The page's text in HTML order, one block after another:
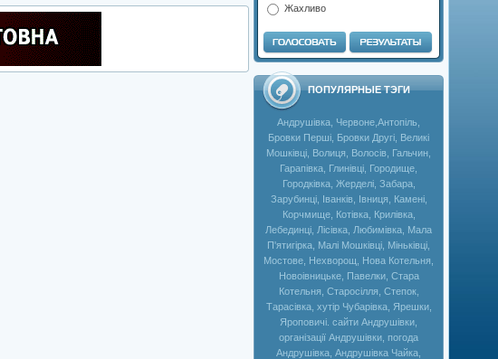
Жахливо
ПОПУЛЯРНЫЕ ТЭГИ
Андрушівка, Червоне,Антопіль,
Бровки Перші, Бровки Другі, Великі
Мошківці, Волиця, Волосів, Гальчин,
Гарапівка, Глинівці, Городище,
Городківка, Жерделі, Забара,
Зарубинці, Іванків, Івниця, Камені,
Корчмище, Котівка, Крилівка,
Лебединці, Лісівка, Любимівка, Мала
П'ятигірка, Малі Мошківці, Міньківці,
Мостове, Нехворощ, Нова Котельня,
Новоівницьке, Павелки, Стара
Котельня, Старосілля, Степок,
Тарасівка, хутір Чубарівка, Ярешки,
Яроповичі. сайти Андрушівки,
організації Андрушівки, погода
Андрушівка, Андрушівка Чайка,